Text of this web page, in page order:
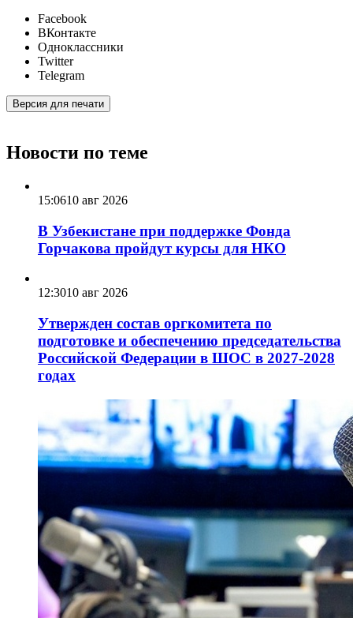
Facebook
ВКонтакте
Одноклассники
Twitter
Telegram
Версия для печати
Новости по теме
15:0610 авг 2026
В Узбекистане при поддержке Фонда
Горчакова пройдут курсы для НКО
12:3010 авг 2026
Утвержден состав оргкомитета по
подготовке и обеспечению председательства
Российской Федерации в ШОС в 2027-2028
годах